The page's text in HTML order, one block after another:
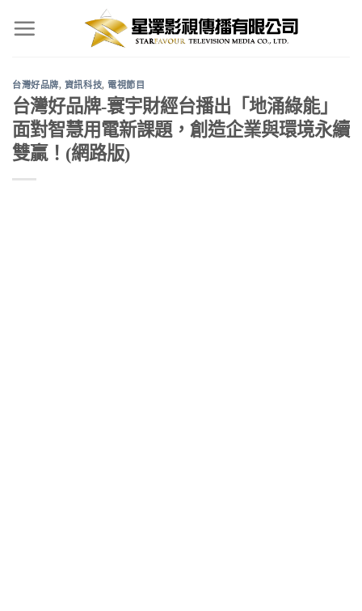
台灣好品牌, 資訊科技,電視節目
台灣好品牌-寰宇財經台播出「地涌綠能」
面對智慧用電新課題，創造企業與環境永續
雙贏！(網路版)